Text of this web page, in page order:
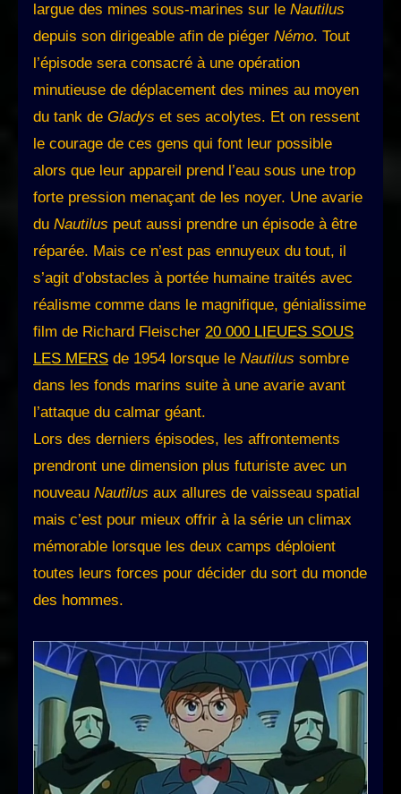
largue des mines sous-marines sur le Nautilus
depuis son dirigeable afin de piéger Némo. Tout
l’épisode sera consacré à une opération
minutieuse de déplacement des mines au moyen
du tank de Gladys et ses acolytes. Et on ressent
le courage de ces gens qui font leur possible
alors que leur appareil prend l’eau sous une trop
forte pression menaçant de les noyer. Une avarie
du Nautilus peut aussi prendre un épisode à être
réparée. Mais ce n’est pas ennuyeux du tout, il
s’agit d’obstacles à portée humaine traités avec
réalisme comme dans le magnifique, génialissime
film de Richard Fleischer 20 000 LIEUES SOUS
LES MERS de 1954 lorsque le Nautilus sombre
dans les fonds marins suite à une avarie avant
l’attaque du calmar géant.
Lors des derniers épisodes, les affrontements
prendront une dimension plus futuriste avec un
nouveau Nautilus aux allures de vaisseau spatial
mais c’est pour mieux offrir à la série un climax
mémorable lorsque les deux camps déploient
toutes leurs forces pour décider du sort du monde
des hommes.